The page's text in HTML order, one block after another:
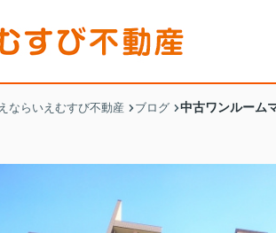
ならいえむすび不動産 ブログ 中古ワンルーム